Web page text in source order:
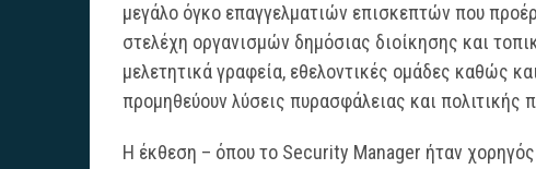
μεγάλο όγκο επαγγελματιών επισκεπτών που
στελέχη οργανισμών δημόσιας διοίκησης και
μελετητικά γραφεία, εθελοντικές ομάδες καθώς
προμηθεύουν λύσεις πυρασφάλειας και πολιτικής
Η έκθεση – όπου το Security Manager ήταν χορηγός